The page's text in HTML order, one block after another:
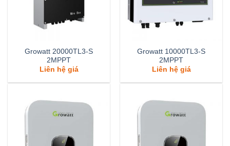
Growatt 20000TL3-S
2MPPT
Liên hệ giá
Growatt 10000TL3-S
2MPPT
Liên hệ giá